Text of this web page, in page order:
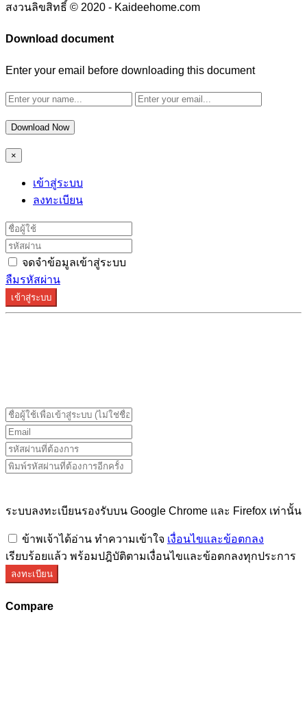
สงวนลิขสิทธิ์ © 2020 - Kaideehome.com
Download document
Enter your email before downloading this document
Download Now
×
เข้าสู่ระบบ
ลงทะเบียน
จดจำข้อมูลเข้าสู่ระบบ
ลืมรหัสผ่าน
เข้าสู่ระบบ
ระบบลงทะเบียนรองรับบน Google Chrome และ Firefox เท่านั้น
ข้าพเจ้าได้อ่าน ทำความเข้าใจ เงื่อนไขและข้อตกลง
เรียบร้อยแล้ว พร้อมปฎิบัติตามเงื่อนไขและข้อตกลงทุกประการ
ลงทะเบียน
Compare